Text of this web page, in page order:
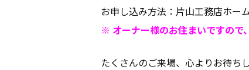
お申し込み方法：片山工務店ホー
※ オーナー様のお住まいですので
たくさんのご来場、心よりお待ち